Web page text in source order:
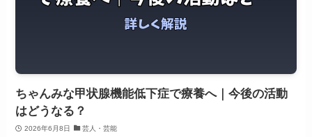
ちゃんみな甲状腺機能低下症で療養へ｜今後の活動
はどうなる？
2026年6月8日 芸人・芸能